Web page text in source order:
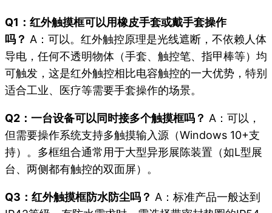
Q1：红外触摸框可以用橡皮手套或戴手套操作
吗？ A：可以。红外触控原理是光线遮断，不依赖人体
导电，任何不透明物体（手套、触控笔、指甲棒等）均
可触发，这是红外触控相比电容触控的一大优势，特别
适合工业、医疗等需要手套操作的场景。
Q2：一台设备可以同时接多个触摸框吗？ A：可以，
但需要操作系统支持多触摸输入源（Windows 10+支
持）。多框组合通常用于大型异形展陈装置（如L型展
台、两侧都有触控的双面屏）。
Q3：红外触摸框防水防尘吗？ A：标准产品一般达到